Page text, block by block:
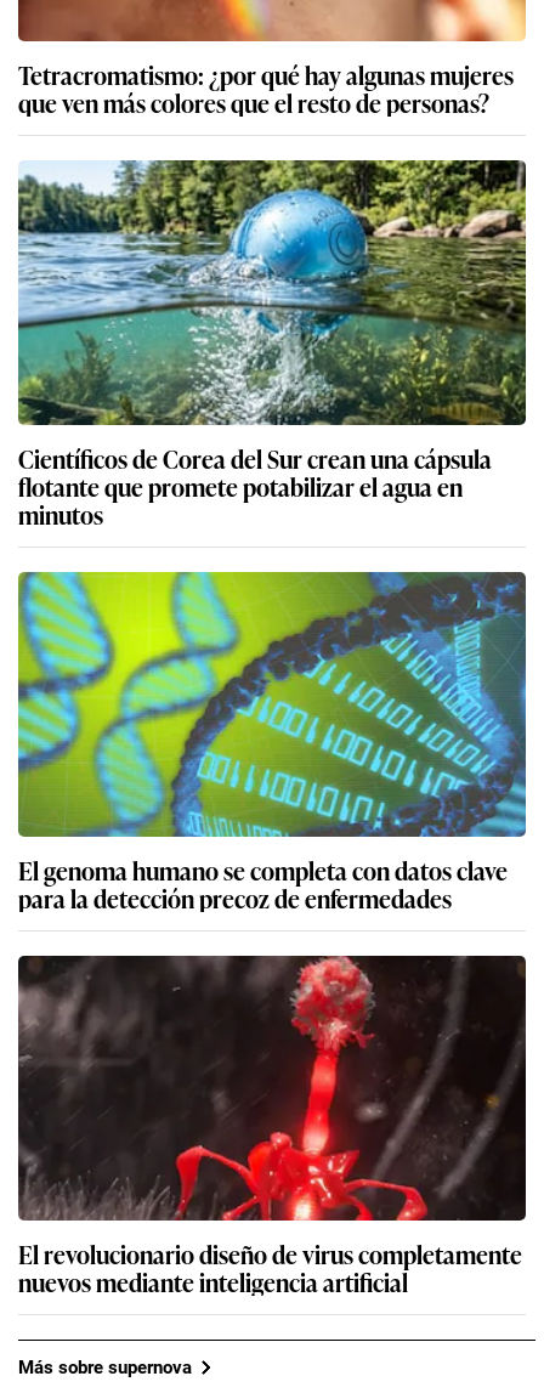
Tetracromatismo: ¿por qué hay algunas mujeres
que ven más colores que el resto de personas?
Científicos de Corea del Sur crean una cápsula
flotante que promete potabilizar el agua en
minutos
El genoma humano se completa con datos clave
para la detección precoz de enfermedades
El revolucionario diseño de virus completamente
nuevos mediante inteligencia artificial
Más sobre supernova